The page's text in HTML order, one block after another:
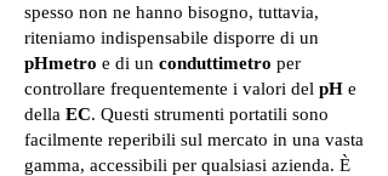
spesso non ne hanno bisogno, tuttavia,
riteniamo indispensabile disporre di un
pHmetro e di un conduttimetro per
controllare frequentemente i valori del pH e
della EC. Questi strumenti portatili sono
facilmente reperibili sul mercato in una vasta
gamma, accessibili per qualsiasi azienda. È